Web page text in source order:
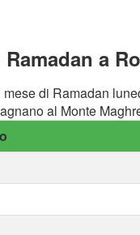
a
di Ramadan
al Monte